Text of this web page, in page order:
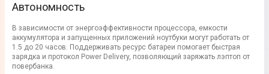
Автономность
В зависимости от энергоэффективности процессора, емкости
аккумулятора и запущенных приложений ноутбуки могут работать от
1.5 до 20 часов. Поддерживать ресурс батареи помогает быстрая
зарядка и протокол Power Delivery, позволяющий заряжать лэптоп от
повербанка.